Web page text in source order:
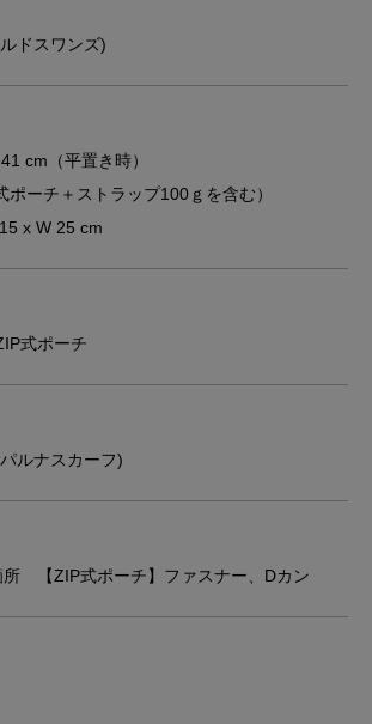
ドスワンズ)
cm（平置き時）
ーチ＋ストラップ100ｇを含む）
x W 25 cm
式ポーチ
ルナスカーフ)
所 【ZIP式ポーチ】ファスナー、Dカン